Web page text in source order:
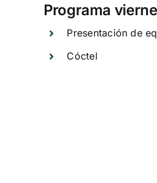
Programa
Presentación de
Cóctel